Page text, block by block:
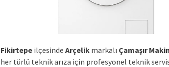
Fikirtepe ilçesinde Arçelik markalı Çamaşır
her türlü teknik arıza için profesyonel teknik